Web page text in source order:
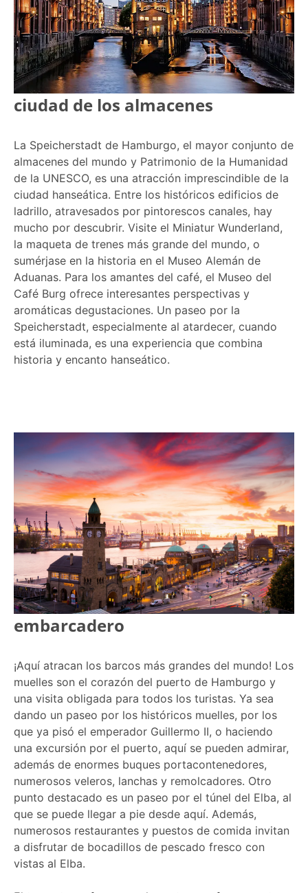
ciudad de los almacenes
La Speicherstadt de Hamburgo, el mayor conjunto de
almacenes del mundo y Patrimonio de la Humanidad
de la UNESCO, es una atracción imprescindible de la
ciudad hanseática. Entre los históricos edificios de
ladrillo, atravesados por pintorescos canales, hay
mucho por descubrir. Visite el Miniatur Wunderland,
la maqueta de trenes más grande del mundo, o
sumérjase en la historia en el Museo Alemán de
Aduanas. Para los amantes del café, el Museo del
Café Burg ofrece interesantes perspectivas y
aromáticas degustaciones. Un paseo por la
Speicherstadt, especialmente al atardecer, cuando
está iluminada, es una experiencia que combina
historia y encanto hanseático.
embarcadero
¡Aquí atracan los barcos más grandes del mundo! Los
muelles son el corazón del puerto de Hamburgo y
una visita obligada para todos los turistas. Ya sea
dando un paseo por los históricos muelles, por los
que ya pisó el emperador Guillermo II, o haciendo
una excursión por el puerto, aquí se pueden admirar,
además de enormes buques portacontenedores,
numerosos veleros, lanchas y remolcadores. Otro
punto destacado es un paseo por el túnel del Elba, al
que se puede llegar a pie desde aquí. Además,
numerosos restaurantes y puestos de comida invitan
a disfrutar de bocadillos de pescado fresco con
vistas al Elba.